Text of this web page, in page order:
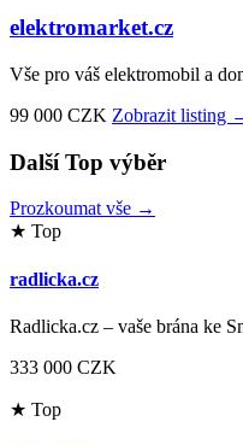
elektromarket.cz
Vše pro váš elektromobil a
99 000 CZK Zobrazit listing
Další Top výběr
Prozkoumat vše →
★ Top
radlicka.cz
Radlicka.cz – vaše brána ke
333 000 CZK
★ Top